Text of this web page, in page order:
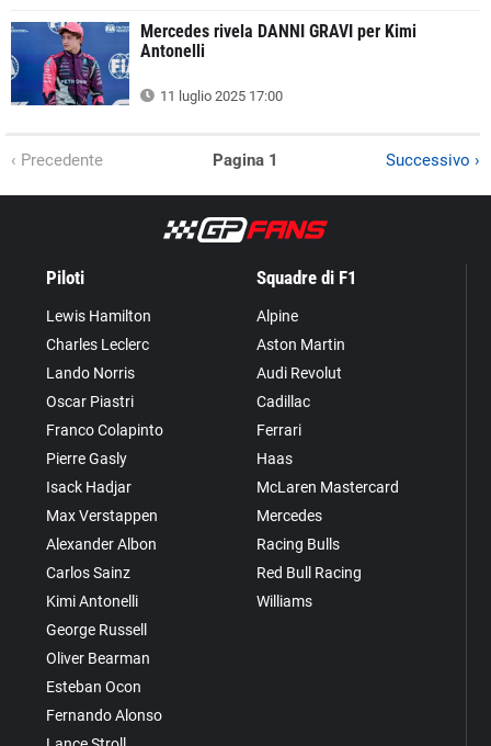
Mercedes rivela DANNI GRAVI per Kimi
Antonelli
11 luglio 2025 17:00
‹ Precedente Pagina 1 Successivo ›
Piloti
Lewis Hamilton
Charles Leclerc
Lando Norris
Oscar Piastri
Franco Colapinto
Pierre Gasly
Isack Hadjar
Max Verstappen
Alexander Albon
Carlos Sainz
Kimi Antonelli
George Russell
Oliver Bearman
Esteban Ocon
Fernando Alonso
Squadre di F1
Alpine
Aston Martin
Audi Revolut
Cadillac
Ferrari
Haas
McLaren Mastercard
Mercedes
Racing Bulls
Red Bull Racing
Williams